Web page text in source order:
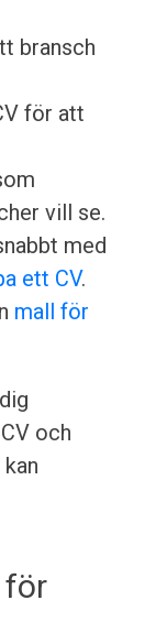
bransch
för att
vill se.
med
ett CV.
mall för
och
för